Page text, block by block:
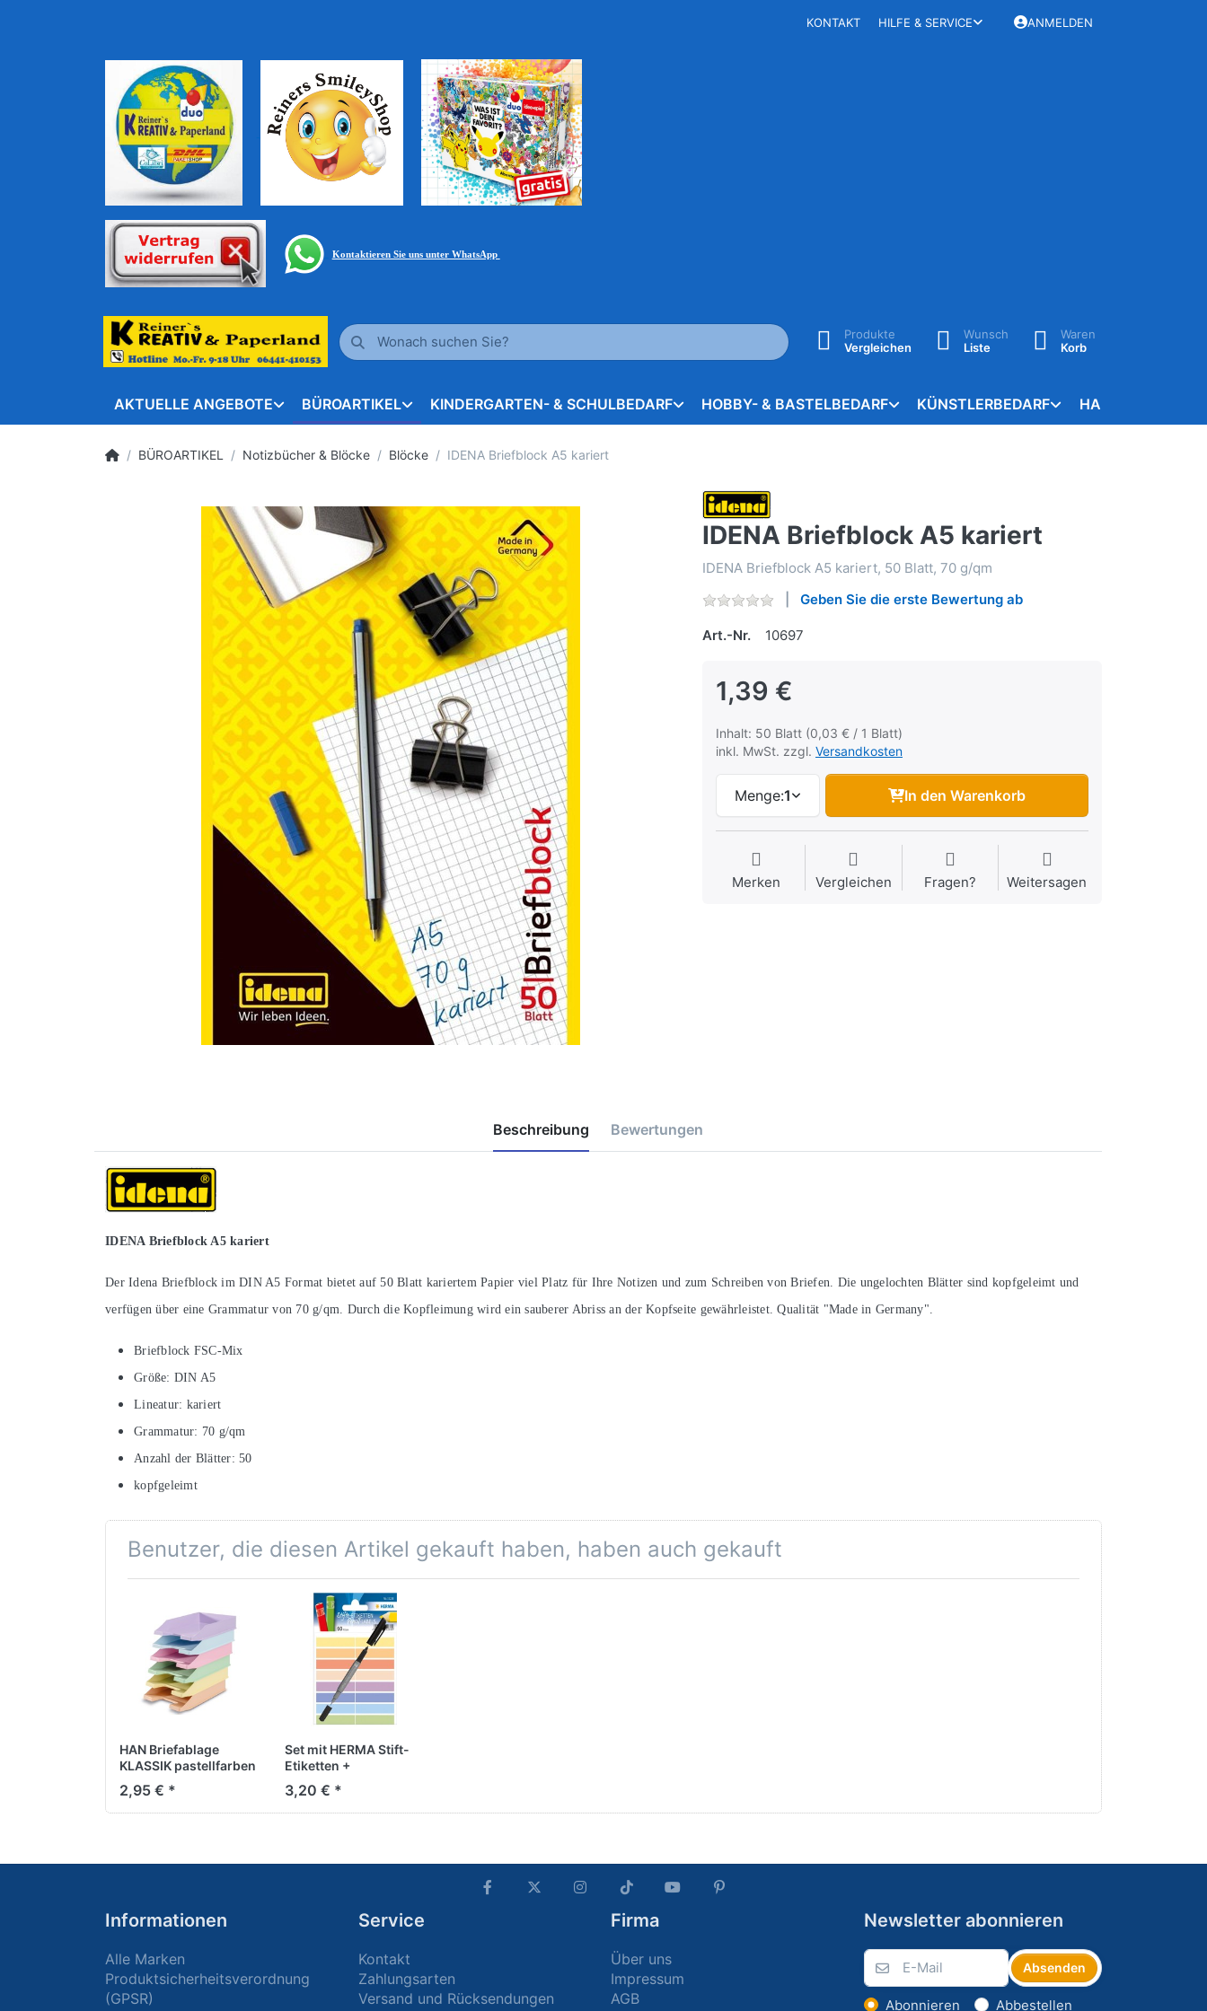
KONTAKT HILFE & SERVICE ANMELDEN
Kontaktieren Sie uns unter WhatsApp
Produkte
Vergleichen
Wunsch
Liste
Waren
Korb
AKTUELLE ANGEBOTE BÜROARTIKEL KINDERGARTEN- & SCHULBEDARF HOBBY- & BASTELBEDARF KÜNSTLERBEDARF
BÜROARTIKEL Notizbücher & Blöcke Blöcke IDENA Briefblock A5 kariert
IDENA Briefblock A5 kariert
IDENA Briefblock A5 kariert, 50 Blatt, 70 g/qm
Geben Sie die erste Bewertung ab
Art.-Nr. 10697
1,39 €
Inhalt: 50 Blatt (0,03 € / 1 Blatt)
inkl. MwSt. zzgl. Versandkosten
Menge:1 In den Warenkorb
Merken Vergleichen Fragen? Weitersagen
Beschreibung Bewertungen
IDENA Briefblock A5 kariert
Der Idena Briefblock im DIN A5 Format bietet auf 50 Blatt kariertem Papier viel Platz für Ihre Notizen und zum Schreiben von Briefen. Die ungelochten Blätter sind kopfgeleimt und
verfügen über eine Grammatur von 70 g/qm. Durch die Kopfleimung wird ein sauberer Abriss an der Kopfseite gewährleistet. Qualität "Made in Germany".
Briefblock FSC-Mix
Größe: DIN A5
Lineatur: kariert
Grammatur: 70 g/qm
Anzahl der Blätter: 50
kopfgeleimt
Benutzer, die diesen Artikel gekauft haben, haben auch gekauft
HAN Briefablage
KLASSIK pastellfarben
2,95 € *
Set mit HERMA Stift-
Etiketten +
Permanentmarker
3,20 € *
Informationen
Alle Marken
Produktsicherheitsverordnung
(GPSR)
Service
Kontakt
Zahlungsarten
Versand und Rücksendungen
Firma
Über uns
Impressum
AGB
Newsletter abonnieren
Absenden
Abonnieren Abbestellen